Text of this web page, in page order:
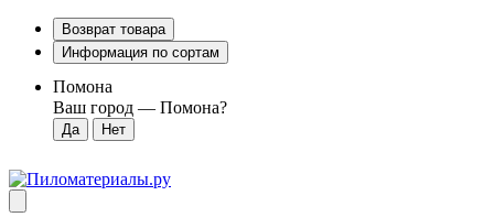
Возврат товара
Информация по сортам
Помона
Ваш город — Помона?